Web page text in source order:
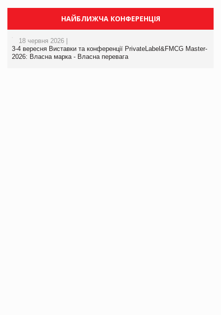
НАЙБЛИЖЧА КОНФЕРЕНЦІЯ
18 червня 2026 |
3-4 вересня Виставки та конференції PrivateLabel&FMCG Master-
2026: Власна марка - Власна перевага